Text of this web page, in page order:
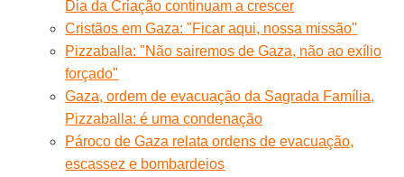
Dia da Criação continuam a crescer
Cristãos em Gaza: "Ficar aqui, nossa missão"
Pizzaballa: "Não sairemos de Gaza, não ao exílio
forçado"
Gaza, ordem de evacuação da Sagrada Família,
Pizzaballa: é uma condenação
Pároco de Gaza relata ordens de evacuação,
escassez e bombardeios